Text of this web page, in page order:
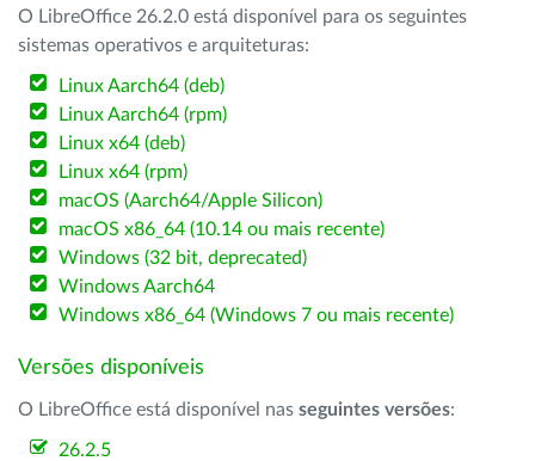
O LibreOffice 26.2.0 está disponível para os seguintes
sistemas operativos e arquiteturas:
Linux Aarch64 (deb)
Linux Aarch64 (rpm)
Linux x64 (deb)
Linux x64 (rpm)
macOS (Aarch64/Apple Silicon)
macOS x86_64 (10.14 ou mais recente)
Windows (32 bit, deprecated)
Windows Aarch64
Windows x86_64 (Windows 7 ou mais recente)
Versões disponíveis
O LibreOffice está disponível nas seguintes versões:
26.2.5